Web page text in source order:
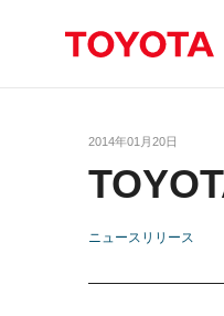
2014年01月20日
ニュースリリース